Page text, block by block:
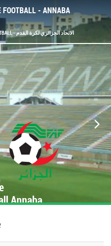
FOOTBALL - ANNABA
FÉDÉRATION ALGÉRIENNE DE FOOTBALL - الاتحاد الجزائري لكرة القدم
Annaba